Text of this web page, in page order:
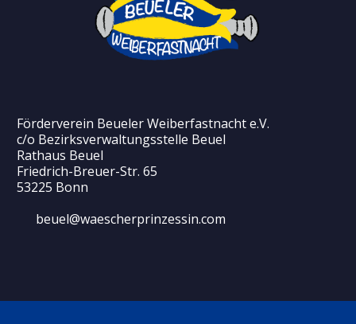
Förderverein Beueler Weiberfastnacht e.V.
c/o Bezirksverwaltungsstelle Beuel
Rathaus Beuel
Friedrich-Breuer-Str. 65
53225 Bonn
beuel@waescherprinzessin.com